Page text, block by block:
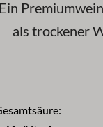
Ein
als trockener